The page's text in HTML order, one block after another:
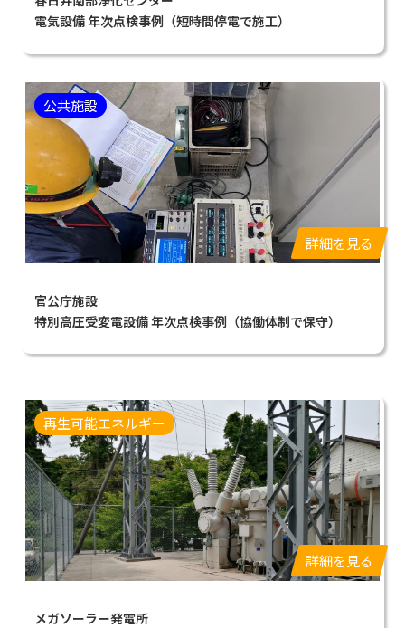
電気設備 年次点検事例（短時間停電で施工）
公共施設
詳細を見る
官公庁施設
特別高圧受変電設備 年次点検事例（協働体制で保守）
再生可能エネルギー
詳細を見る
メガソーラー発電所